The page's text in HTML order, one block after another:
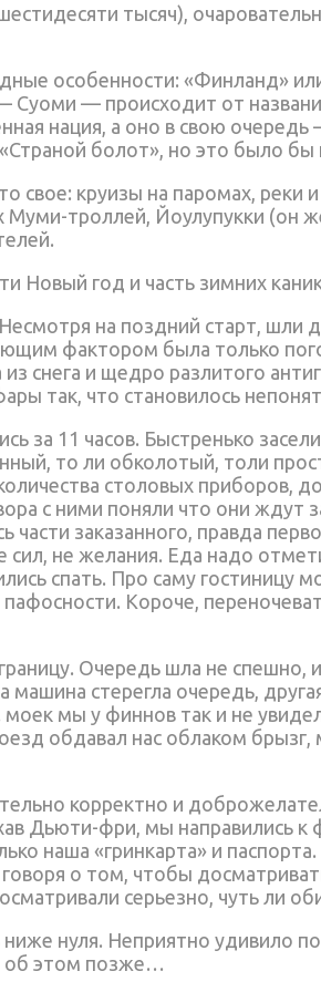
тысяч),
особенности: «Финланд»
— происходит от
нация, а оно в свою
болот», но это было бы
круизы на паромах, реки
троллей, Йоулупукки (он
Новый год и часть зимних
на поздний старт, шли
фактором была только
снега и щедро разлитого
так, что становилось
за 11 часов. Быстренько
то ли обколотый, толи
столовых приборов,
с ними поняли что они ждут
заказанного, правда
не желания. Еда надо
спать. Про саму гостиницу
Короче,
Очередь шла не
стерегла очередь,
мы у финнов так и не
обдавал нас облаком брызг,
корректно и
Дьюти-фри, мы направились к
наша «гринкарта» и
о том, чтобы
серьезно, чуть ли
нуля. Неприятно удивило
об этом позже…